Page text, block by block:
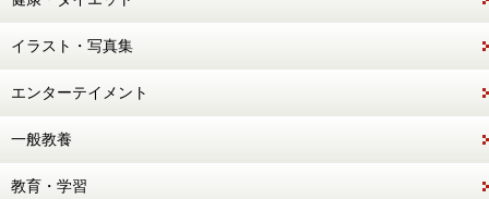
イラスト・写真集
エンターテイメント
一般教養
教育・学習